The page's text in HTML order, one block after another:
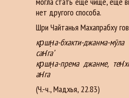
нет другого способа.
Шри Чайтанья Махапрабху
кр̣шн̣а-бхакти-джанма-
сан̇га’
кр̣шн̣а-према джанме,
ан̇га
(Ч.-ч., Мадхья, 22.83)